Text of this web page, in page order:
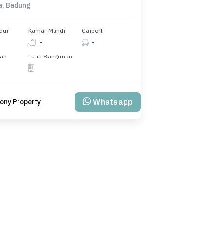
Badung
Kamar Mandi
-
Carport
-
Luas Bangunan
Property Whatsapp